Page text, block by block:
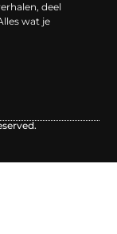
deel
wat je